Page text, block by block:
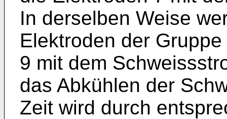
In derselben Weise
Elektroden der
9 mit dem
das Abkühlen der
Zeit wird durch